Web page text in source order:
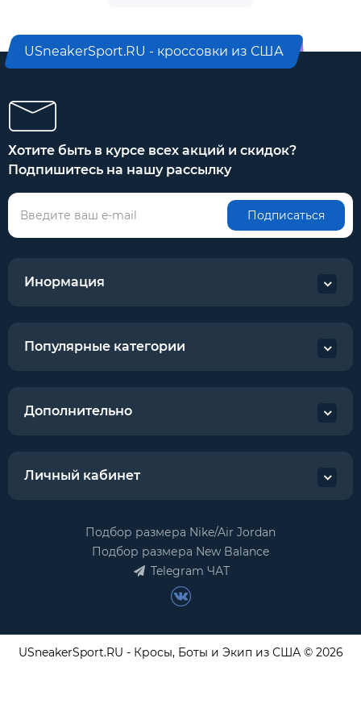
USneakerSport.RU - кроссовки из США
Хотите быть в курсе всех акций и скидок?
Подпишитесь на нашу рассылку
Подписаться
Инормация
Популярные категории
Дополнительно
Личный кабинет
Подбор размера Nike/Air Jordan
Подбор размера New Balance
Telegram ЧАТ
USneakerSport.RU - Кросы, Боты и Экип из США © 2026